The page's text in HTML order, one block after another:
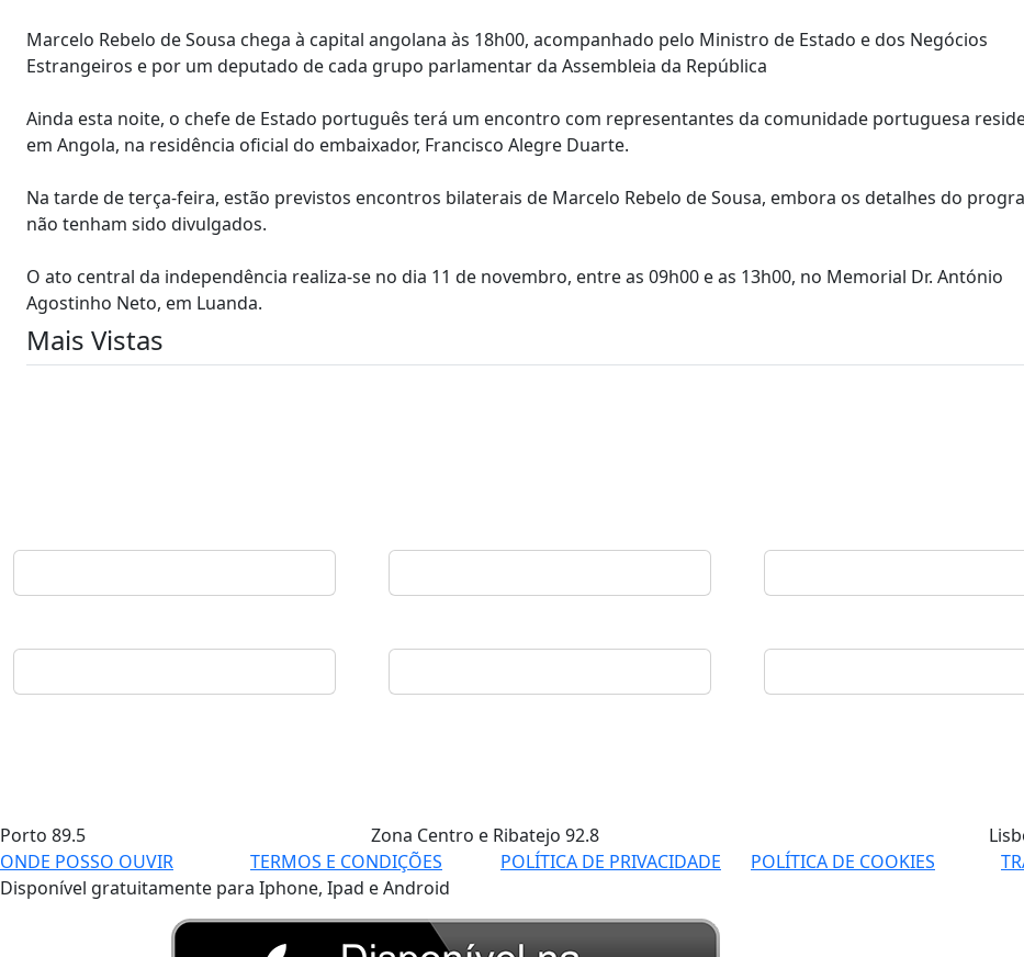
Marcelo Rebelo de Sousa chega à capital angolana às 18h00, acompanhado pelo Ministro de Estado e dos Negócios
Estrangeiros e por um deputado de cada grupo parlamentar da Assembleia da República
Ainda esta noite, o chefe de Estado português terá um encontro com representantes da comunidade portuguesa
em Angola, na residência oficial do embaixador, Francisco Alegre Duarte.
Na tarde de terça-feira, estão previstos encontros bilaterais de Marcelo Rebelo de Sousa, embora os detalhes do
não tenham sido divulgados.
O ato central da independência realiza-se no dia 11 de novembro, entre as 09h00 e as 13h00, no Memorial Dr. António
Agostinho Neto, em Luanda.
Mais Vistas
Porto 89.5 Zona Centro e Ribatejo 92.8
ONDE POSSO OUVIR
TERMOS E CONDIÇÕES POLÍTICA DE PRIVACIDADE POLÍTICA DE COOKIES
Disponível gratuitamente para Iphone, Ipad e Android